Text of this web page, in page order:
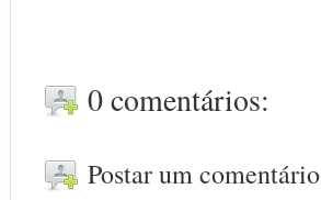
0 comentários:
Postar um comentário